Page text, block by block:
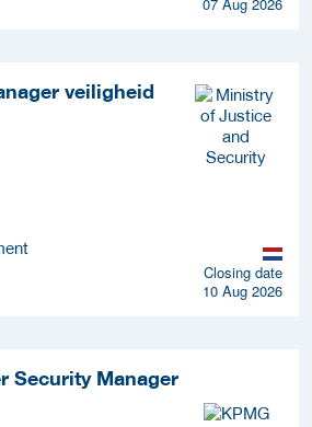
veiligheid
Closing date
10 Aug 2026
Security Manager